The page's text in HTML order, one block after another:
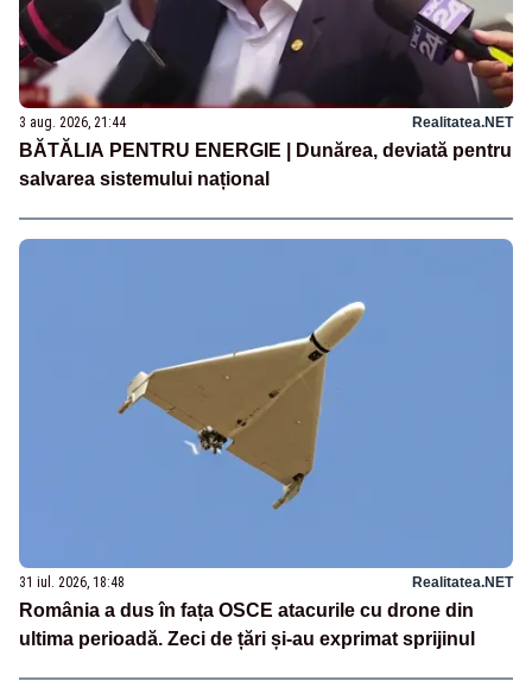
3 aug. 2026, 21:44 Realitatea.NET
BĂTĂLIA PENTRU ENERGIE | Dunărea, deviată pentru
salvarea sistemului național
31 iul. 2026, 18:48 Realitatea.NET
România a dus în fața OSCE atacurile cu drone din
ultima perioadă. Zeci de țări și-au exprimat sprijinul